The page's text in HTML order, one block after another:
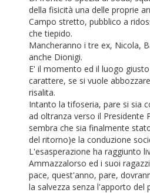
della fisicità una delle proprie
Campo stretto, pubblico a
che tiepido.
Mancheranno i tre ex, Nicola,
anche Dionigi.
E' il momento ed il luogo
carattere, se si vuole
risalita.
Intanto la tifoseria, pare si sia
ad oltranza verso il Presidente
sembra che sia finalmente
del ritorno)e la conduzione
L'esasperazione ha raggiunto
Ammazzalorso ed i suoi
pace, quest'anno, pare,
la salvezza senza l'apporto del